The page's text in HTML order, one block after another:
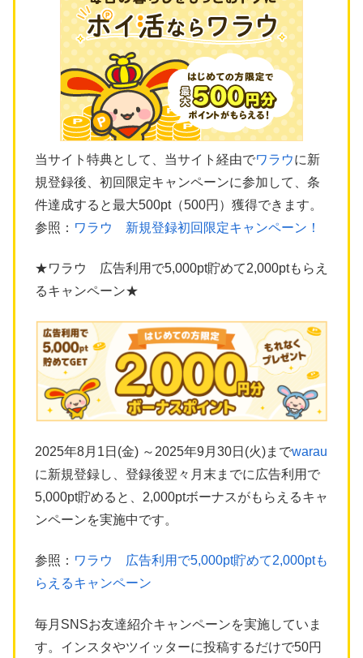
当サイト特典として、当サイト経由でワラウに新
規登録後、初回限定キャンペーンに参加して、条
件達成すると最大500pt（500円）獲得できます。
参照： ワラウ 新規登録初回限定キャンペーン！
★ワラウ 広告利用で5,000pt貯めて2,000ptもらえ
るキャンペーン★
2025年8月1日(金) ～2025年9月30日(火)までwarau
に新規登録し、登録後翌々月末までに広告利用で
5,000pt貯めると、2,000ptボーナスがもらえるキャ
ンペーンを実施中です。
参照： ワラウ 広告利用で5,000pt貯めて2,000ptも
らえるキャンペーン
毎月SNSお友達紹介キャンペーンを実施していま
す。インスタやツイッターに投稿するだけで50円